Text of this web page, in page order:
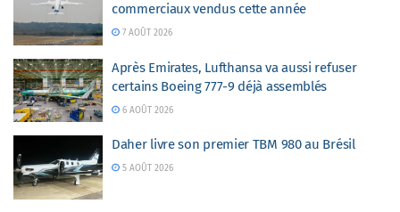
commerciaux vendus cette année
7 AOÛT 2026
Après Emirates, Lufthansa va aussi refuser
certains Boeing 777-9 déjà assemblés
6 AOÛT 2026
Daher livre son premier TBM 980 au Brésil
5 AOÛT 2026